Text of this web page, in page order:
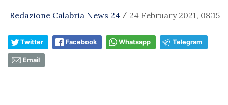
Redazione Calabria News 24 / 24 February 2021, 08:15
Twitter Facebook Whatsapp Telegram
Email